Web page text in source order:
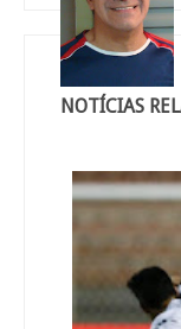
NOTÍCIAS